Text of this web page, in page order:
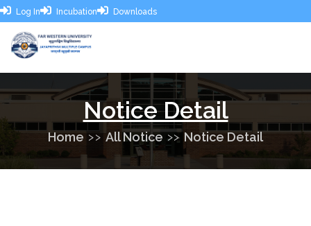
Log In Incubation Downloads
Notice Detail
Home All Notice Notice Detail